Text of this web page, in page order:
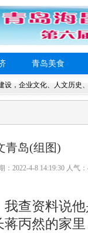
青岛美食
，企业文化、人文历史
青岛(组图)
2022-4-8 14:19:30 人气：
查资料说他
丙然的家